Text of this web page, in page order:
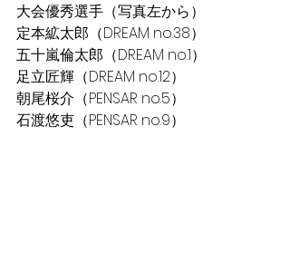
大会優秀選手（写真左から）
定本絋太郎（DREAM no.38）
五十嵐倫太郎（DREAM no.1）
足立匠輝（DREAM no.12）
朝尾桜介（PENSAR no.5）
石渡悠吏（PENSAR no.9）